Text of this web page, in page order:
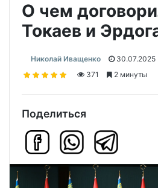
О чем
Токаев и
Николай Иващенко
30.07.2025
371
2 минуты
Поделиться